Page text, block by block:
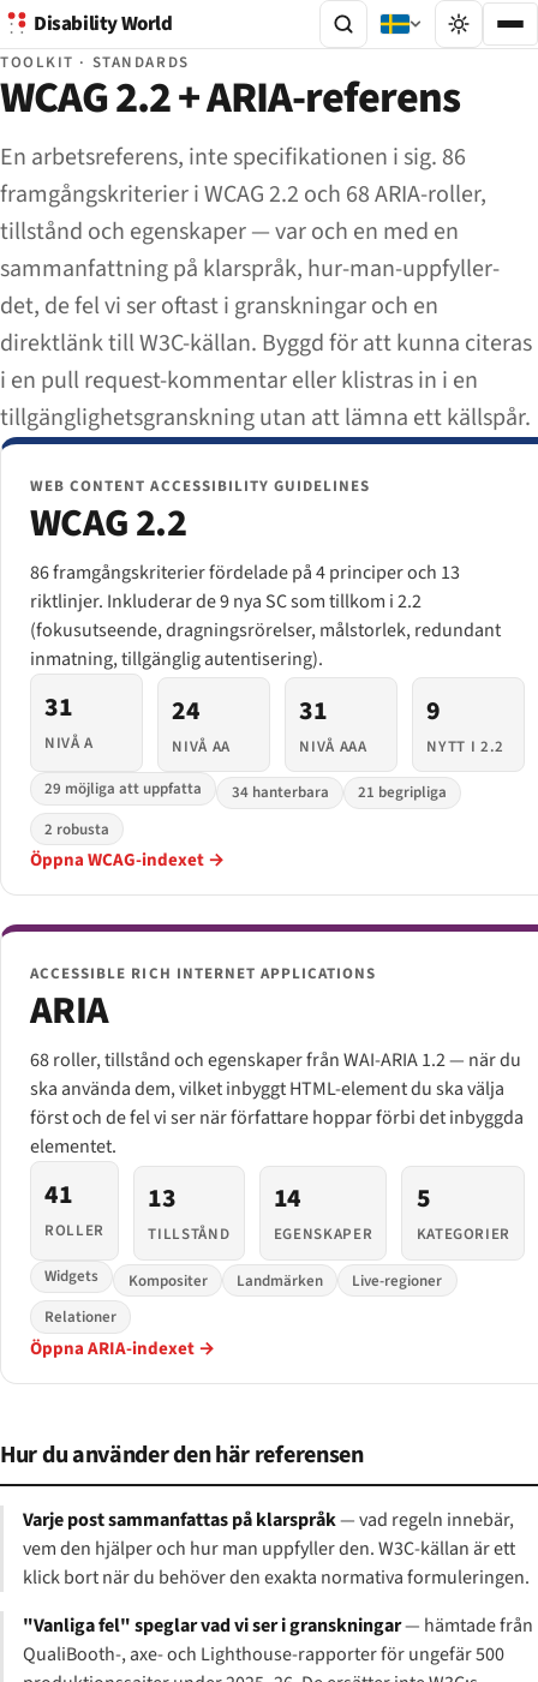
Disability World
TOOLKIT · STANDARDS
WCAG 2.2 + ARIA-referens
En arbetsreferens, inte specifikationen i sig. 86
framgångskriterier i WCAG 2.2 och 68 ARIA-roller,
tillstånd och egenskaper — var och en med en
sammanfattning på klarspråk, hur-man-uppfyller-
det, de fel vi ser oftast i granskningar och en
direktlänk till W3C-källan. Byggd för att kunna citeras
i en pull request-kommentar eller klistras in i en
tillgänglighetsgranskning utan att lämna ett källspår.
WEB CONTENT ACCESSIBILITY GUIDELINES
WCAG 2.2
86 framgångskriterier fördelade på 4 principer och 13
riktlinjer. Inkluderar de 9 nya SC som tillkom i 2.2
(fokusutseende, dragningsrörelser, målstorlek, redundant
inmatning, tillgänglig autentisering).
31
NIVÅ A
24
NIVÅ AA
31
NIVÅ AAA
9
NYTT I 2.2
29 möjliga att uppfatta
34 hanterbara
21 begripliga
2 robusta
Öppna WCAG-indexet →
ACCESSIBLE RICH INTERNET APPLICATIONS
ARIA
68 roller, tillstånd och egenskaper från WAI-ARIA 1.2 — när du
ska använda dem, vilket inbyggt HTML-element du ska välja
först och de fel vi ser när författare hoppar förbi det inbyggda
elementet.
41
ROLLER
13
TILLSTÅND
14
EGENSKAPER
5
KATEGORIER
Widgets
Kompositer Landmärken
Live-regioner
Relationer
Öppna ARIA-indexet →
Hur du använder den här referensen
Varje post sammanfattas på klarspråk— vad regeln innebär,
vem den hjälper och hur man uppfyller den. W3C-källan är ett
klick bort när du behöver den exakta normativa formuleringen.
"Vanliga fel" speglar vad vi ser i granskningar— hämtade från
QualiBooth-, axe- och Lighthouse-rapporter för ungefär 500